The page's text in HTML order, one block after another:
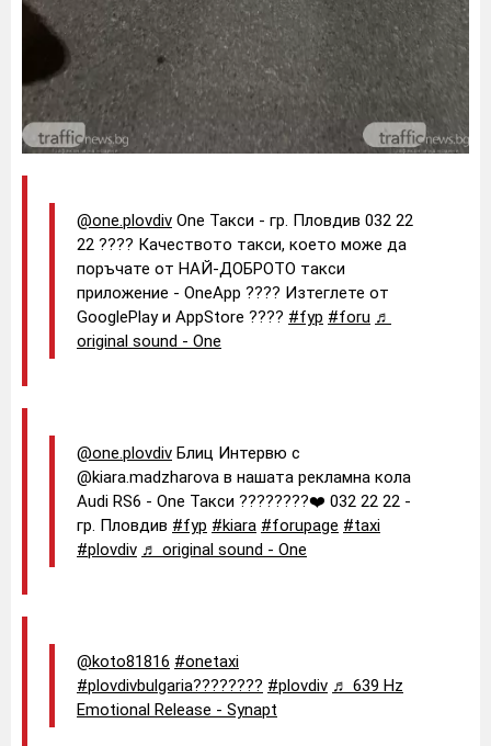
@one.plovdiv One Такси - гр. Пловдив 032 22
22 ???? Качеството такси, което може да
поръчате от НАЙ-ДОБРОТО такси
приложение - OneApp ???? Изтеглете от
GooglePlay и AppStore ???? #fyp #foru ♬
original sound - One
@one.plovdiv Блиц Интервю с
@kiara.madzharova в нашата рекламна кола
Audi RS6 - One Такси ????????❤️ 032 22 22 -
гр. Пловдив #fyp #kiara #forupage #taxi
#plovdiv ♬ original sound - One
@koto81816 #onetaxi
#plovdivbulgaria???????? #plovdiv ♬ 639 Hz
Emotional Release - Synapt